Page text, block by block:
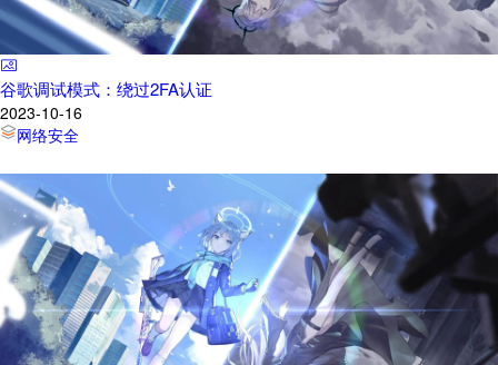
谷歌调试模式：绕过2FA认证
2023-10-16
网络安全